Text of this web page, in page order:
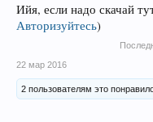
Ийя, если надо скачай
Авторизуйтесь)
22 мар 2016
2 пользователям это